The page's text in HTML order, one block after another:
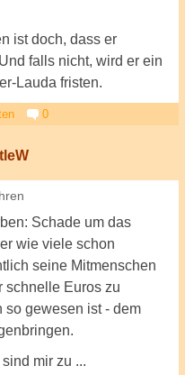
ist doch, dass er
falls nicht, wird er ein
Lauda fristen.
0
Schade um das
wie viele schon
seine Mitmenschen
schnelle Euros zu
so gewesen ist - dem
mir zu ...